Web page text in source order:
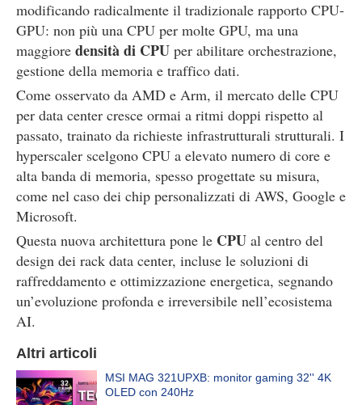
modificando radicalmente il tradizionale rapporto CPU-
GPU: non più una CPU per molte GPU, ma una
maggiore densità di CPU per abilitare orchestrazione,
gestione della memoria e traffico dati.
Come osservato da AMD e Arm, il mercato delle CPU
per data center cresce ormai a ritmi doppi rispetto al
passato, trainato da richieste infrastrutturali strutturali. I
hyperscaler scelgono CPU a elevato numero di core e
alta banda di memoria, spesso progettate su misura,
come nel caso dei chip personalizzati di AWS, Google e
Microsoft.
Questa nuova architettura pone le CPU al centro del
design dei rack data center, incluse le soluzioni di
raffreddamento e ottimizzazione energetica, segnando
un’evoluzione profonda e irreversibile nell’ecosistema
AI.
Altri articoli
MSI MAG 321UPXB: monitor gaming 32'' 4K
OLED con 240Hz